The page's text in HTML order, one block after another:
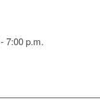
7:00 p.m.